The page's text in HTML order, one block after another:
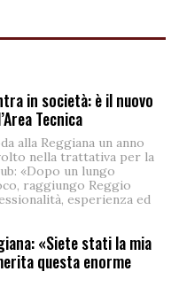
in società: è il nuovo
Tecnica
alla Reggiana un anno
nella trattativa per la
«Dopo un lungo
raggiungo Reggio
esperienza ed
«Siete stati la mia
questa enorme